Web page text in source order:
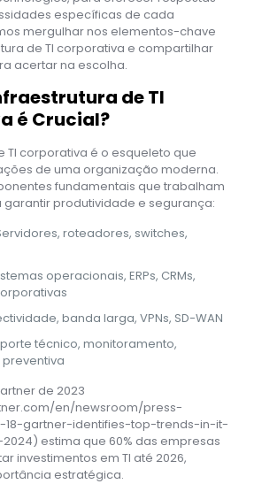
específicas de cada
mergulhar nos elementos-chave
de TI corporativa e compartilhar
acertar na escolha.
de TI
é Crucial?
TI corporativa é o esqueleto que
de uma organização moderna.
fundamentais que trabalham
garantir produtividade e segurança:
roteadores, switches,
operacionais, ERPs, CRMs,
banda larga, VPNs, SD-WAN
técnico, monitoramento,
de 2023
en/newsroom/press-
18-gartner-identifies-top-trends-in-it-
estima que 60% das empresas
investimentos em TI até 2026,
estratégica.